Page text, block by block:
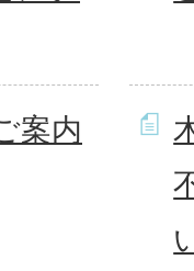
案内